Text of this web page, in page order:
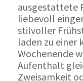
ausgestattete
liebevoll
stilvoller
laden zu einer
Wochenende
Aufenthalt
Zweisamkeit